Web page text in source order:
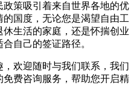
策吸引着来自世界各地的优
国度，无论您是渴望自由工
生活的家庭，还是怀揣创业
自己的签证路径。
欢迎随时与我们联系，我们
费咨询服务，帮助您开启精